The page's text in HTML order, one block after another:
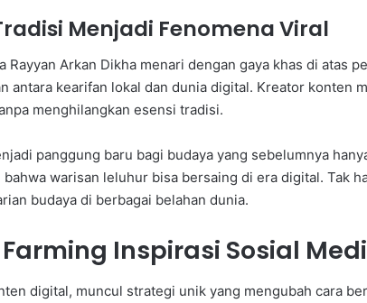
Menjadi Fenomena Viral
Rayyan Arkan Dikha menari dengan gaya khas di atas
antara kearifan lokal dan dunia digital. Kreator konten
menghilangkan esensi tradisi.
panggung baru bagi budaya yang sebelumnya
warisan leluhur bisa bersaing di era digital. Tak
budaya di berbagai belahan dunia.
Inspirasi Sosial
digital, muncul strategi unik yang mengubah cara